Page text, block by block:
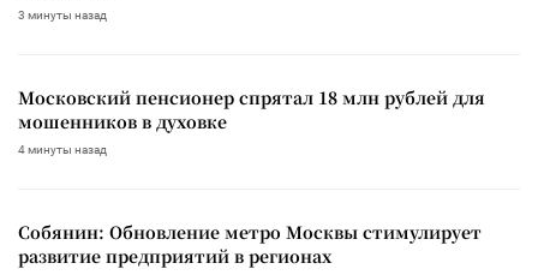
3 минуты назад
Московский пенсионер спрятал 18 млн рублей для
мошенников в духовке
4 минуты назад
Собянин: Обновление метро Москвы стимулирует
развитие предприятий в регионах